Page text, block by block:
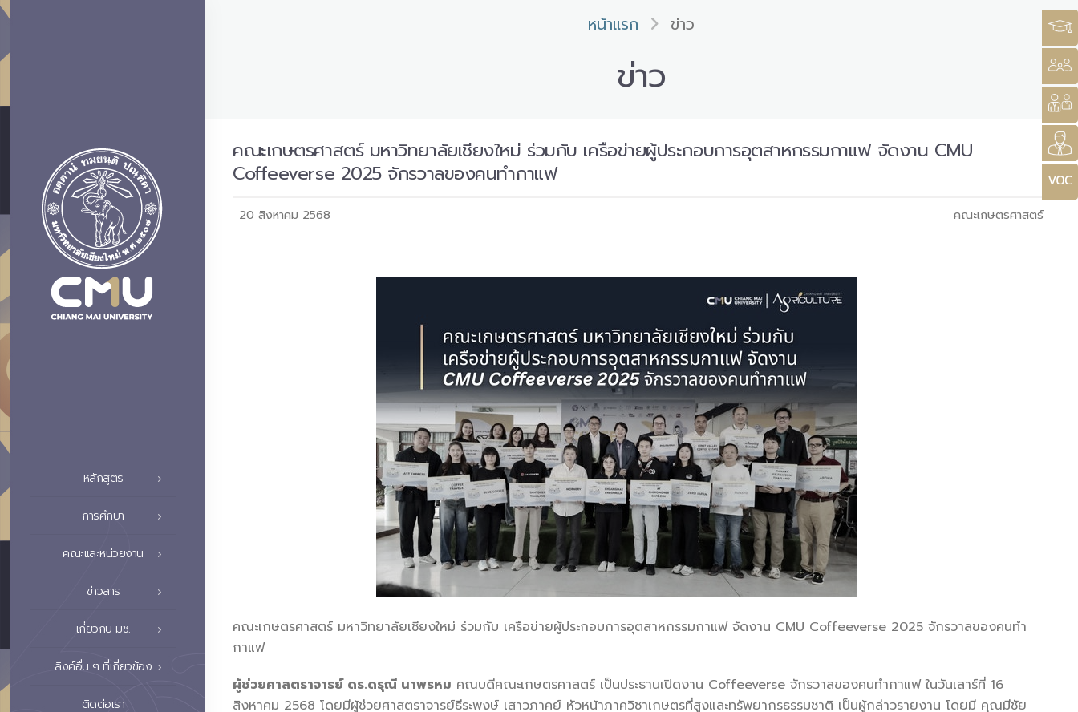
หลักสูตร
การศึกษา
คณะและหน่วยงาน
ข่าวสาร
เกี่ยวกับ มช.
ลิงค์อื่น ๆ ที่เกี่ยวข้อง
ติดต่อเรา
หน้าแรก ข่าว
ข่าว
คณะเกษตรศาสตร์ มหาวิทยาลัยเชียงใหม่ ร่วมกับ เครือข่ายผู้ประกอบการอุตสาหกรรมกาแฟ จัดงาน CMU
Coffeeverse 2025 จักรวาลของคนทำกาแฟ
20 สิงหาคม 2568 คณะเกษตรศาสตร์
คณะเกษตรศาสตร์ มหาวิทยาลัยเชียงใหม่ ร่วมกับ เครือข่ายผู้ประกอบการอุตสาหกรรมกาแฟ จัดงาน CMU Coffeeverse 2025 จักรวาลของคนทำ
กาแฟ
ผู้ช่วยศาสตราจารย์ ดร.ดรุณี นาพรหม คณบดีคณะเกษตรศาสตร์ เป็นประธานเปิดงาน Coffeeverse จักรวาลของคนทำกาแฟ ในวันเสาร์ที่ 16
สิงหาคม 2568 โดยมีผู้ช่วยศาสตราจารย์ธีระพงษ์ เสาวภาคย์ หัวหน้าภาควิชาเกษตรที่สูงและทรัพยากรธรรมชาติ เป็นผู้กล่าวรายงาน โดยมี คุณมีชัย